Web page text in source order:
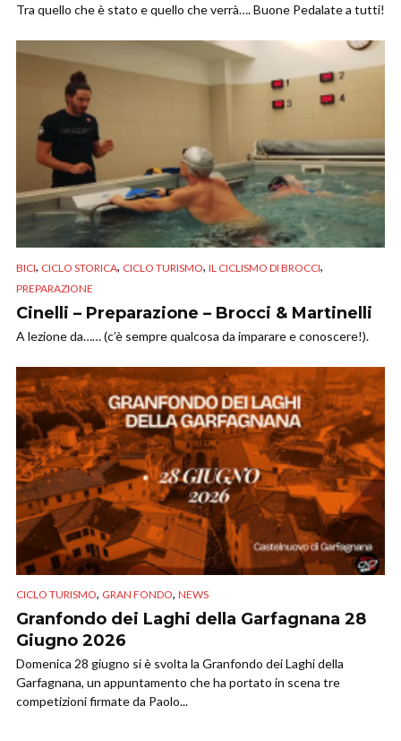
Tra quello che è stato e quello che verrà…. Buone Pedalate a tutti!
BICI, CICLO STORICA, CICLO TURISMO, IL CICLISMO DI BROCCI,
PREPARAZIONE
Cinelli – Preparazione – Brocci & Martinelli
A lezione da…… (c’è sempre qualcosa da imparare e conoscere!).
CICLO TURISMO, GRAN FONDO, NEWS
Granfondo dei Laghi della Garfagnana 28
Giugno 2026
Domenica 28 giugno si è svolta la Granfondo dei Laghi della
Garfagnana, un appuntamento che ha portato in scena tre
competizioni firmate da Paolo...